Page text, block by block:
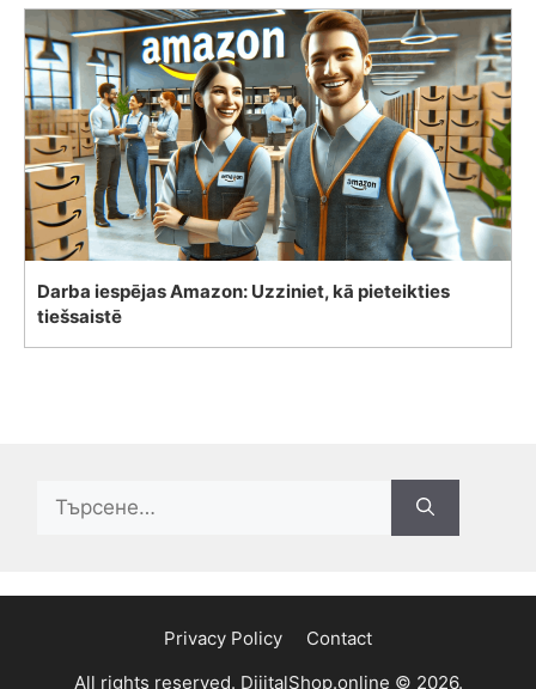
Darba iespējas Amazon: Uzziniet, kā pieteikties
tiešsaistē
for:
Privacy Policy
Contact
All rights reserved. DijitalShop.online © 2026.